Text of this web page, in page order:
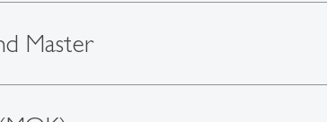
Master